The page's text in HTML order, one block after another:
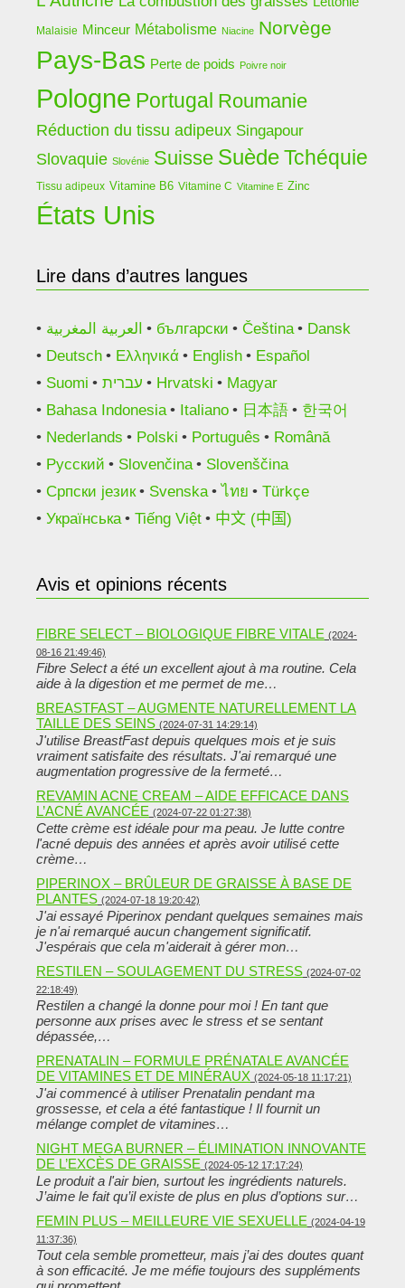
Malaisie Minceur Métabolisme Niacine Norvège
Pays-Bas Perte de poids Poivre noir
Pologne Portugal Roumanie
Réduction du tissu adipeux Singapour
Slovaquie Slovénie Suisse SuèdeTchéquie
Tissu adipeux Vitamine B6 Vitamine C Vitamine E Zinc
États Unis
Lire dans d’autres langues
العربية المغربية български Čeština
Dansk
Deutsch
Ελληνικά English
Español
Suomi
עברית Hrvatski
Magyar
Bahasa Indonesia
Italiano 日本語
한국어
Nederlands
Polski Português
Română
Русский
Slovenčina
Slovenščina
Српски језик
Svenska ไทย
Türkçe
Українська
Tiếng Việt 中文 (中国)
Avis et opinions récents
FIBRE SELECT – BIOLOGIQUE FIBRE VITALE (2024-
08-16 21:49:46)
Fibre Select a été un excellent ajout à ma routine. Cela
aide à la digestion et me permet de me…
BREASTFAST – AUGMENTE NATURELLEMENT LA
TAILLE DES SEINS (2024-07-31 14:29:14)
J'utilise BreastFast depuis quelques mois et je suis
vraiment satisfaite des résultats. J'ai remarqué une
augmentation progressive de la fermeté…
REVAMIN ACNE CREAM – AIDE EFFICACE DANS
L’ACNÉ AVANCÉE (2024-07-22 01:27:38)
Cette crème est idéale pour ma peau. Je lutte contre
l'acné depuis des années et après avoir utilisé cette
crème…
PIPERINOX – BRÛLEUR DE GRAISSE À BASE DE
PLANTES (2024-07-18 19:20:42)
J'ai essayé Piperinox pendant quelques semaines mais
je n'ai remarqué aucun changement significatif.
J'espérais que cela m'aiderait à gérer mon…
RESTILEN – SOULAGEMENT DU STRESS (2024-07-02
22:18:49)
Restilen a changé la donne pour moi ! En tant que
personne aux prises avec le stress et se sentant
dépassée,…
PRENATALIN – FORMULE PRÉNATALE AVANCÉE
DE VITAMINES ET DE MINÉRAUX (2024-05-18 11:17:21)
J'ai commencé à utiliser Prenatalin pendant ma
grossesse, et cela a été fantastique ! Il fournit un
mélange complet de vitamines…
NIGHT MEGA BURNER – ÉLIMINATION INNOVANTE
DE L’EXCÈS DE GRAISSE (2024-05-12 17:17:24)
Le produit a l'air bien, surtout les ingrédients naturels.
J’aime le fait qu’il existe de plus en plus d’options sur…
FEMIN PLUS – MEILLEURE VIE SEXUELLE (2024-04-19
11:37:36)
Tout cela semble prometteur, mais j’ai des doutes quant
à son efficacité. Je me méfie toujours des suppléments